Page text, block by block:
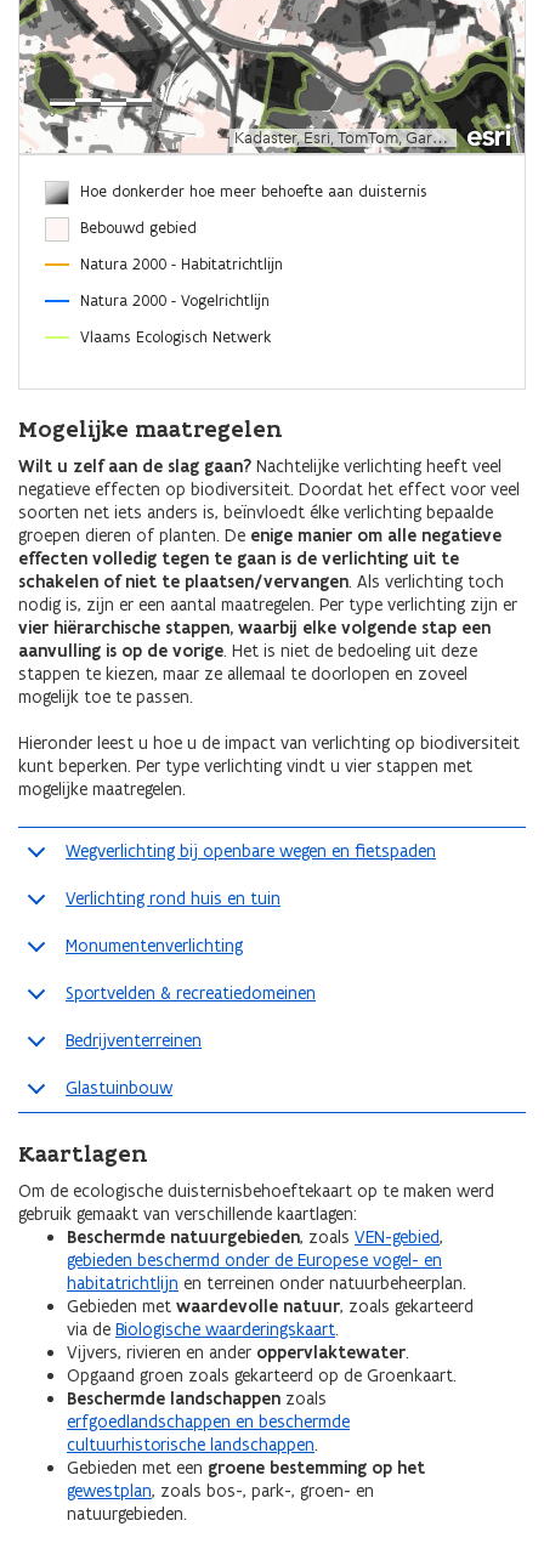
Hoe donkerder hoe meer behoefte aan duisternis
Bebouwd gebied
Natura 2000 - Habitatrichtlijn
Natura 2000 - Vogelrichtlijn
Vlaams Ecologisch Netwerk
Mogelijke maatregelen
Wilt u zelf aan de slag gaan? Nachtelijke verlichting heeft veel
negatieve effecten op biodiversiteit. Doordat het effect voor veel
soorten net iets anders is, beïnvloedt élke verlichting bepaalde
groepen dieren of planten. De enige manier om alle negatieve
effecten volledig tegen te gaan is de verlichting uit te
schakelen of niet te plaatsen/vervangen. Als verlichting toch
nodig is, zijn er een aantal maatregelen. Per type verlichting zijn er
vier hiërarchische stappen, waarbij elke volgende stap een
aanvulling is op de vorige. Het is niet de bedoeling uit deze
stappen te kiezen, maar ze allemaal te doorlopen en zoveel
mogelijk toe te passen.
Hieronder leest u hoe u de impact van verlichting op biodiversiteit
kunt beperken. Per type verlichting vindt u vier stappen met
mogelijke maatregelen.
Wegverlichting bij openbare wegen en fietspaden
Verlichting rond huis en tuin
Monumentenverlichting
Sportvelden & recreatiedomeinen
Bedrijventerreinen
Glastuinbouw
Kaartlagen
Om de ecologische duisternisbehoeftekaart op te maken werd
gebruik gemaakt van verschillende kaartlagen:
Beschermde natuurgebieden, zoals VEN-gebied,
gebieden beschermd onder de Europese vogel- en
habitatrichtlijn en terreinen onder natuurbeheerplan.
Gebieden met waardevolle natuur, zoals gekarteerd
via de Biologische waarderingskaart.
Vijvers, rivieren en ander oppervlaktewater.
Opgaand groen zoals gekarteerd op de Groenkaart.
Beschermde landschappen zoals
erfgoedlandschappen en beschermde
cultuurhistorische landschappen.
Gebieden met een groene bestemming op het
gewestplan, zoals bos-, park-, groen- en
natuurgebieden.